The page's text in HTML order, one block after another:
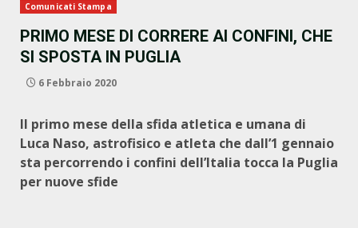
Comunicati Stampa
PRIMO MESE DI CORRERE AI CONFINI, CHE
SI SPOSTA IN PUGLIA
6 Febbraio 2020
Il primo mese della sfida atletica e umana di
Luca Naso, astrofisico e atleta che dall’1 gennaio
sta percorrendo i confini dell’Italia tocca la Puglia
per nuove sfide